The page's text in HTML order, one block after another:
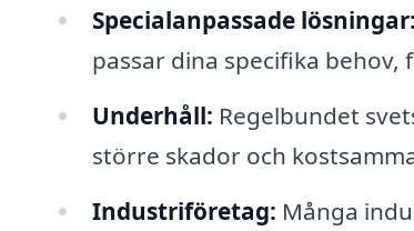
Specialanpassade lösningar:
passar dina specifika behov,
Underhåll: Regelbundet
större skador och
Industriföretag: Många